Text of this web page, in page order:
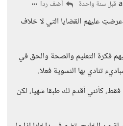
قبل سنة واحدة أضف ردا
عليهم القضايا التي لا خلاف
فكرة التعليم والصحة والحق في
تنادي بها النسوية فعلا.
كأنني أقدم لك طبقا شهيا، لكن